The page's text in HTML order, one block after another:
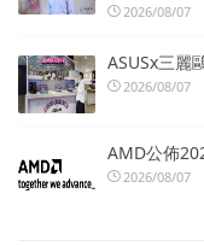
2026/08/07
ASUSx三麗
2026/08/07
AMD公佈
2026/08/07